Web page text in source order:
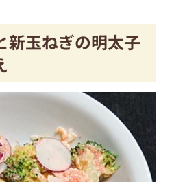
新玉ねぎの明太子